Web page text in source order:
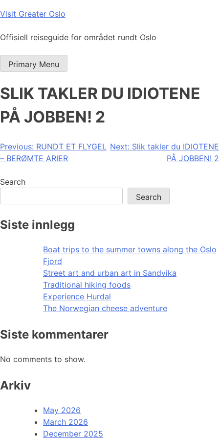
Skip
content
Visit Greater Oslo
Offisiell reiseguide for området rundt Oslo
Primary Menu
SLIK TAKLER DU IDIOTENE
PÅ JOBBEN! 2
Post
navigation
Previous: RUNDT ET FLYGEL
– BERØMTE ARIER
Next: Slik takler du IDIOTENE
PÅ JOBBEN! 2
Search
Search
Siste innlegg
Boat trips to the summer towns along the Oslo
Fjord
Street art and urban art in Sandvika
Traditional hiking foods
Experience Hurdal
The Norwegian cheese adventure
Siste kommentarer
No comments to show.
Arkiv
May 2026
March 2026
December 2025